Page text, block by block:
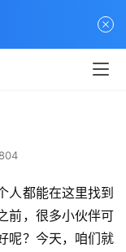
人都能在这里找到
前，很多小伙伴可
呢？今天，咱们就